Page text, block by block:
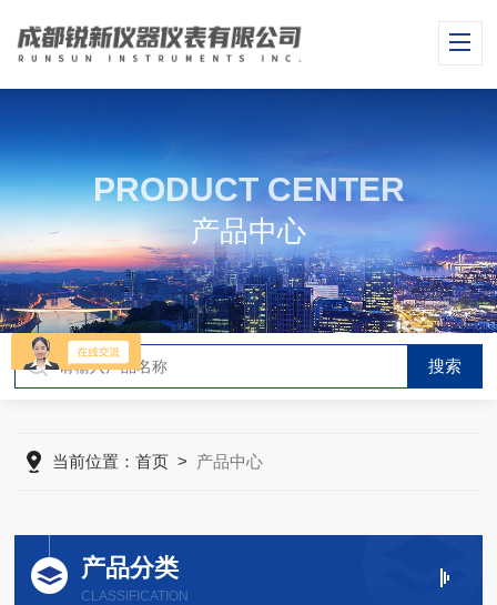
PRODUCT CENTER
产品中心
当前位置：首页 > 产品中心
产品分类
CLASSIFICATION